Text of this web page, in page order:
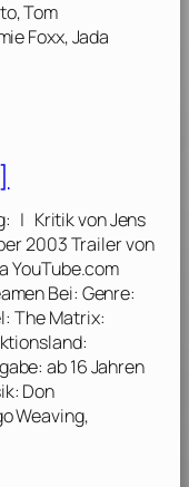
Tom
Foxx, Jada
| Kritik von Jens
2003 Trailer von
YouTube.com
Bei: Genre:
The Matrix:
ab 16 Jahren
Don
Weaving,